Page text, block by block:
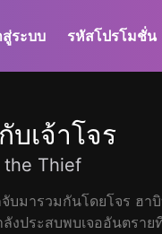
สู่ระบบ รหัสโปรโมชั่น
บเจ้าโจร
the Thief
บมารวมกันโดยโจร ฮา
ลังประสบพบเจออันตรา